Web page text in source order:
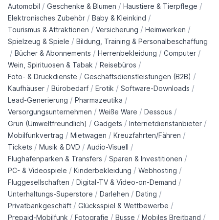
Automobil / Geschenke & Blumen / Haustiere & Tierpflege /
Elektronisches Zubehör / Baby & Kleinkind /
Tourismus & Attraktionen / Versicherung / Heimwerken /
Spielzeug & Spiele / Bildung, Training & Personalbeschaffung
/ Bücher & Abonnements / Herrenbekleidung / Computer /
Wein, Spirituosen & Tabak / Reisebüros /
Foto- & Druckdienste / Geschäftsdienstleistungen (B2B) /
Kaufhäuser / Bürobedarf / Erotik / Software-Downloads /
Lead-Generierung / Pharmazeutika /
Versorgungsunternehmen / Weiße Ware / Dessous /
Grün (Umweltfreundlich) / Gadgets / Internetdienstanbieter /
Mobilfunkvertrag / Mietwagen / Kreuzfahrten/Fähren /
Tickets / Musik & DVD / Audio-Visuell /
Flughafenparken & Transfers / Sparen & Investitionen /
PC- & Videospiele / Kinderbekleidung / Webhosting /
Fluggesellschaften / Digital-TV & Video-on-Demand /
Unterhaltungs-Superstore / Darlehen / Dating /
Privatbankgeschäft / Glücksspiel & Wettbewerbe /
Prepaid-Mobilfunk / Fotografie / Busse / Mobiles Breitband /